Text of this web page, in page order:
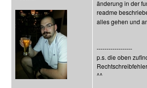
änderung in der
readme
alles gehen und
------------------
p.s. die oben
^^